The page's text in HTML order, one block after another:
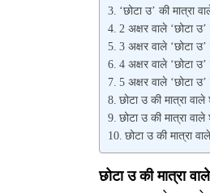
‘छोटा उ’ की मात्रा
2 अक्षर वाले ‘छोटा
3 अक्षर वाले ‘छोटा
4 अक्षर वाले ‘छोटा
5 अक्षर वाले ‘छोटा
छोटा उ की मात्रा
छोटा उ की मात्रा
छोटा उ की मात्रा
छोटा उ की मात्रा